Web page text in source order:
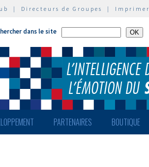
| Directeurs de Groupes | Imprimer
dans le site
PARTENAIRES BOUTIQUE